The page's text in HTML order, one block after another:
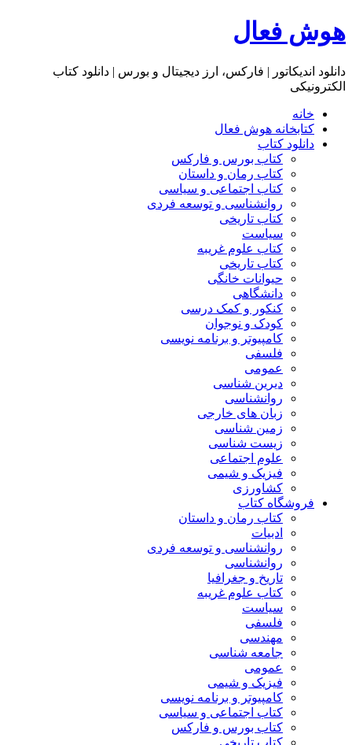
هوش فعال
دانلود اندیکاتور | فارکس، ارز دیجیتال و بورس | دانلود کتاب
الکترونیکی
خانه
کتابخانه هوش فعال
دانلود کتاب
کتاب بورس و فارکس
کتاب رمان و داستان
کتاب اجتماعی و سیاسی
روانشناسی و توسعه فردی
کتاب تاریخی
سیاست
کتاب علوم غریبه
کتاب تاریخی
حیوانات خانگی
دانشگاهی
کنکور و کمک‌ درسی
کودک و نوجوان
کامپیوتر و برنامه نویسی
فلسفی
عمومی
دیرین شناسی
روانشناسی
زبان های خارجی
زمین شناسی
زیست شناسی
علوم اجتماعی
فیزیک و شیمی
کشاورزی
فروشگاه کتاب
کتاب رمان و داستان
ادبیات
روانشناسی و توسعه فردی
روانشناسی
تاریخ و جغرافیا
کتاب علوم غریبه
سیاست
فلسفی
مهندسی
جامعه شناسی
عمومی
فیزیک و شیمی
کامپیوتر و برنامه نویسی
کتاب اجتماعی و سیاسی
کتاب بورس و فارکس
کتاب تاریخی